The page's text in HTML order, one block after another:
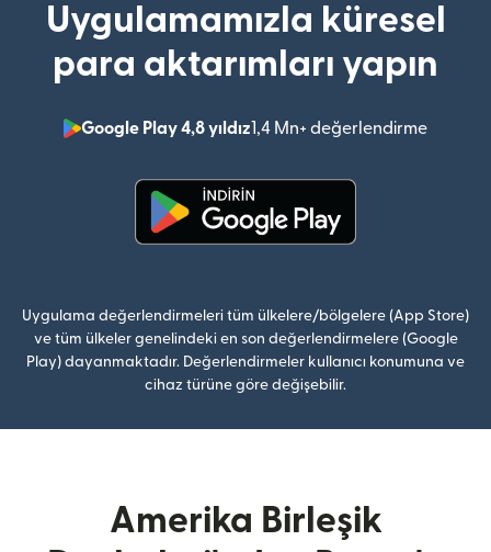
Uygulamamızla küresel
para aktarımları yapın
Google Play 4,8 yıldız1,4 Mn+ değerlendirme
Uygulama değerlendirmeleri tüm ülkelere/bölgelere (App Store)
ve tüm ülkeler genelindeki en son değerlendirmelere (Google
Play) dayanmaktadır. Değerlendirmeler kullanıcı konumuna ve
cihaz türüne göre değişebilir.
Amerika Birleşik